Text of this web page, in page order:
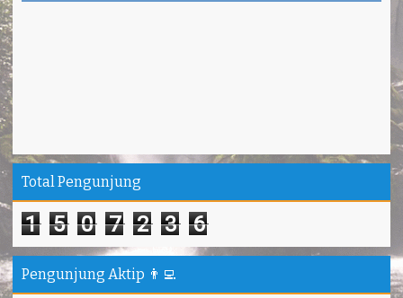
Total Pengunjung
1 5 0 7 2 3 6
Pengunjung Aktip 👨‍💻